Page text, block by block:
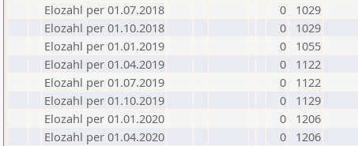
Elozahl per 01.07.2018
0
1029
Elozahl per 01.10.2018
0
1029
Elozahl per 01.01.2019
0
1055
Elozahl per 01.04.2019
0
1122
Elozahl per 01.07.2019
0
1122
Elozahl per 01.10.2019
0
1129
Elozahl per 01.01.2020
0
1206
Elozahl per 01.04.2020
0
1206